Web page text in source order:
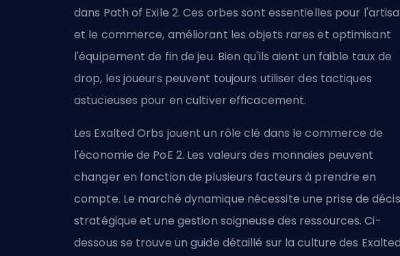
dans Path of Exile 2. Ces orbes sont essentielles pour
et le commerce, améliorant les objets rares et optimisant
l'équipement de fin de jeu. Bien qu'ils aient un faible taux de
drop, les joueurs peuvent toujours utiliser des tactiques
astucieuses pour en cultiver efficacement.
Les Exalted Orbs jouent un rôle clé dans le commerce de
l'économie de PoE 2. Les valeurs des monnaies peuvent
changer en fonction de plusieurs facteurs à prendre en
compte. Le marché dynamique nécessite une prise de
stratégique et une gestion soigneuse des ressources. Ci-
dessous se trouve un guide détaillé sur la culture des